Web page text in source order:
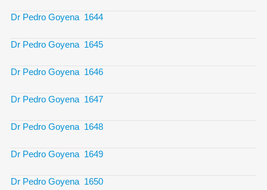
Dr Pedro Goyena 1644
Dr Pedro Goyena 1645
Dr Pedro Goyena 1646
Dr Pedro Goyena 1647
Dr Pedro Goyena 1648
Dr Pedro Goyena 1649
Dr Pedro Goyena 1650